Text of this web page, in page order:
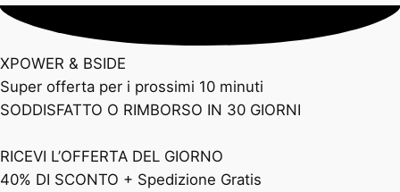
XPOWER & BSIDE
Super offerta per i prossimi 10 minuti
SODDISFATTO O RIMBORSO IN 30 GIORNI
RICEVI L’OFFERTA DEL GIORNO
40% DI SCONTO + Spedizione Gratis